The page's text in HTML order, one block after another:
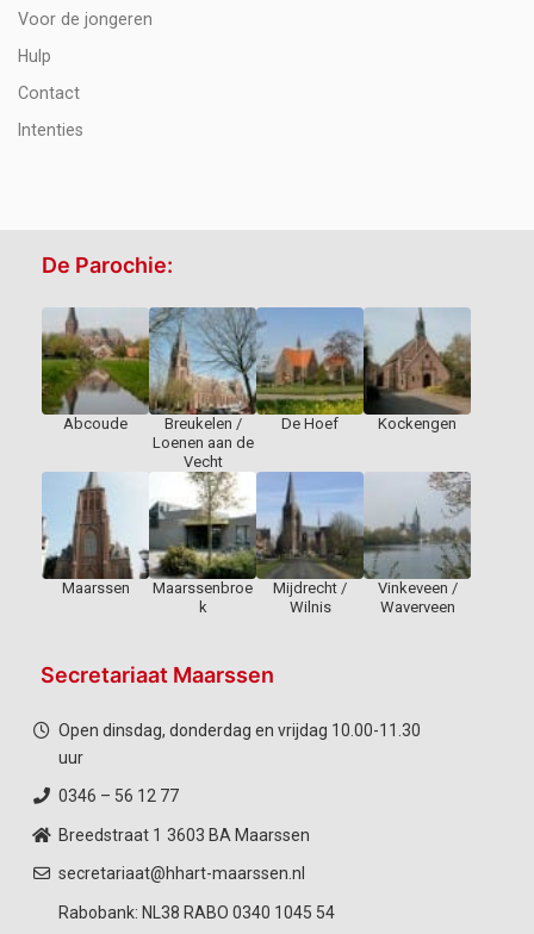
Voor de jongeren
Hulp
Contact
Intenties
De Parochie:
Abcoude
Breukelen /
Loenen aan de
Vecht
De Hoef Kockengen
Maarssen
Maarssenbroe
k
Mijdrecht /
Wilnis
Vinkeveen /
Waverveen
Secretariaat Maarssen
Open dinsdag, donderdag en vrijdag 10.00-11.30
uur
0346 – 56 12 77
Breedstraat 1 3603 BA Maarssen
secretariaat@hhart-maarssen.nl
Rabobank: NL38 RABO 0340 1045 54